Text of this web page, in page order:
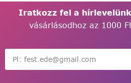
Iratkozz fel a
vásárlásodhoz az 1000